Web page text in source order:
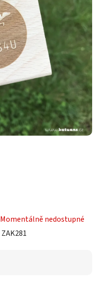
Momentálně nedostupné
ZAK281